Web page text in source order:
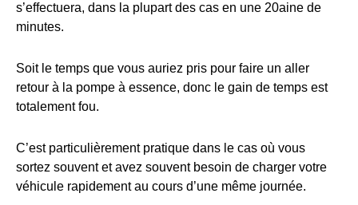
s’effectuera, dans la plupart des cas en une 20aine de
minutes.
Soit le temps que vous auriez pris pour faire un aller
retour à la pompe à essence, donc le gain de temps est
totalement fou.
C’est particulièrement pratique dans le cas où vous
sortez souvent et avez souvent besoin de charger votre
véhicule rapidement au cours d’une même journée.